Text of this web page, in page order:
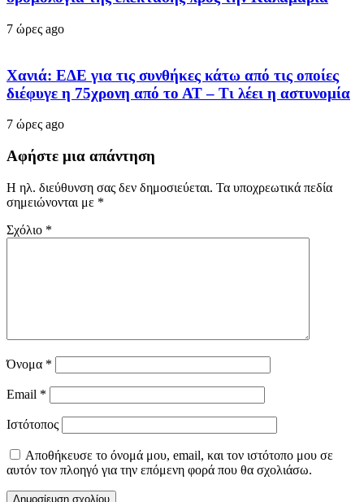
7 ώρες ago
Χανιά: ΕΔΕ για τις συνθήκες κάτω από τις οποίες
διέφυγε η 75χρονη από το ΑΤ – Τι λέει η αστυνομία
7 ώρες ago
Αφήστε μια απάντηση
Η ηλ. διεύθυνση σας δεν δημοσιεύεται. Τα υποχρεωτικά πεδία
σημειώνονται με *
Σχόλιο *
Όνομα *
Email *
Ιστότοπος
Αποθήκευσε το όνομά μου, email, και τον ιστότοπο μου σε
αυτόν τον πλοηγό για την επόμενη φορά που θα σχολιάσω.